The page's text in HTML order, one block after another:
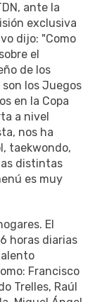
ante la
exclusiva
dijo: "Como
el
de los
los Juegos
en la Copa
a nivel
nos ha
taekwondo,
distintas
es muy
El
horas diarias
Francisco
Trelles, Raúl